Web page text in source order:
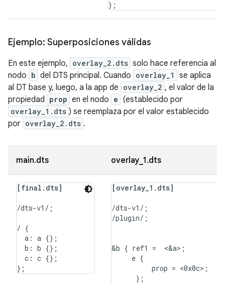
Ejemplo: Superposiciones válidas
En este ejemplo, overlay_2.dts solo hace referencia al
nodo b del DTS principal. Cuando overlay_1
se aplica
al DT base y, luego, a la app de overlay_2 , el valor de la
propiedad prop en el nodo e (establecido por
overlay_1.dts ) se reemplaza por el valor establecido
por overlay_2.dts .
main.dts overlay_1.dts
[final.dts]
/dts-v1/;
/ {
  a: a {};
  b: b {};
  c: c {};
[overlay_1.dts]
/dts-v1/;
/plugin/;
&b { ref1 =  <&a>;
     e {
          prop = <0x0c>;
      };